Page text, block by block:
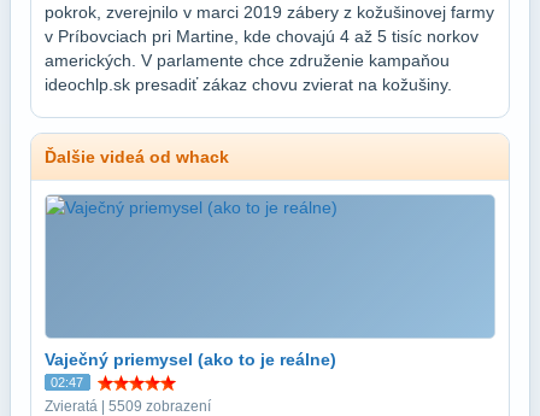
pokrok, zverejnilo v marci 2019 zábery z kožušinovej farmy
v Príbovciach pri Martine, kde chovajú 4 až 5 tisíc norkov
amerických. V parlamente chce združenie kampaňou
ideochlp.sk presadiť zákaz chovu zvierat na kožušiny.
Ďalšie videá od whack
Vaječný priemysel (ako to je reálne)
02:47
Zvieratá | 5509 zobrazení